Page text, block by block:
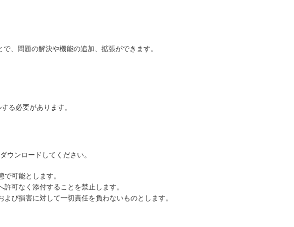
、問題の解決や機能の追加、拡張ができます。
る必要があります。
ウンロードしてください。
可能とします。
可なく添付することを禁止します。
び損害に対して一切責任を負わないものとします。